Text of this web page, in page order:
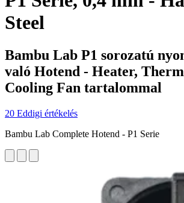
Steel
Bambu Lab P1 sorozatú
való Hotend - Heater,
Cooling Fan tartalommal
20 Eddigi értékelés
Bambu Lab Complete Hotend - P1 Serie